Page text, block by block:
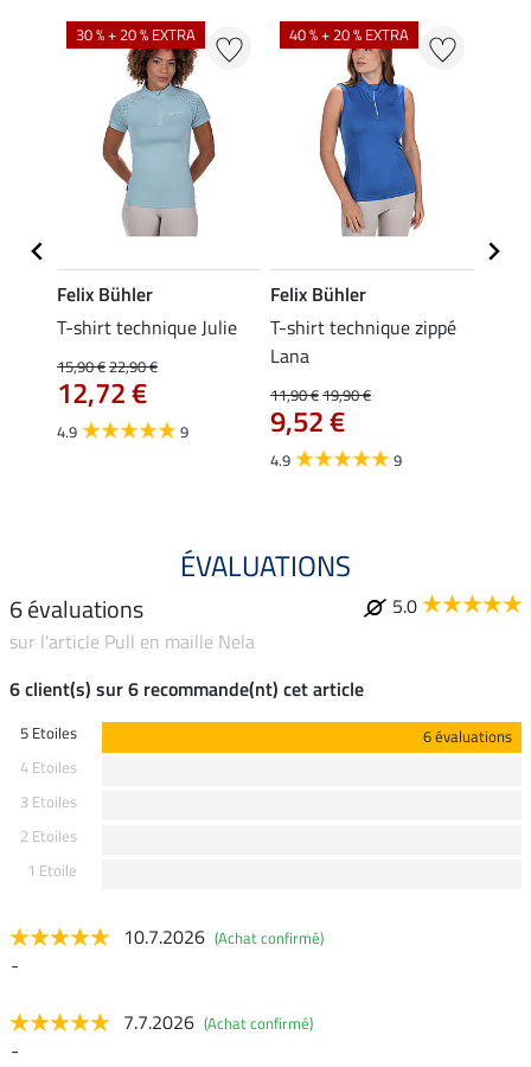
30 % + 20 % EXTRA
Felix Bühler
T-shirt technique Julie
15,90 €22,90 €
12,72 €
4.9 9
40 % + 20 % EXTRA
Felix Bühler
T-shirt technique zippé
Lana
11,90 €19,90 €
9,52 €
4.9 9
ÉVALUATIONS
6 évaluations
5.0
sur l'article Pull en maille Nela
6 client(s) sur 6 recommande(nt) cet article
5 Etoiles
6 évaluations
4 Etoiles
3 Etoiles
2 Etoiles
1 Etoile
10.7.2026 (Achat confirmé)
-
7.7.2026 (Achat confirmé)
-